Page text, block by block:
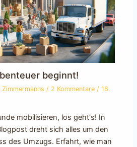
beginnt!
Zimmermanns / 2 Kommentare /18.
mobilisieren, los geht's! In
dreht sich alles um den
des Umzugs. Erfahrt, wie man